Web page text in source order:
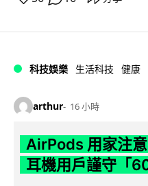
科技娛樂 生活科技 健康
arthur 16 小時
AirPods 用家注
耳機用戶謹守「